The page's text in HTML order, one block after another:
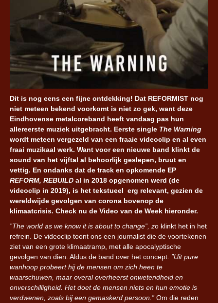
Dit is nog eens een fijne ontdekking! Dat REFORMIST nog
niet meteen bekend voorkomt is niet zo gek, want deze
Eindhovense metalcoreband heeft vandaag pas hun
allereerste muziek uitgebracht. Eerste single The Warning
wordt meteen vergezeld van een fraaie videoclip en al even
fraai muzikaal werk. Want voor een nieuwe band klinkt de
sound van het vijftal al behoorlijk geslepen, bruut en
vettig. En ondanks dat de track en opkomende EP
REFORM, REBUILD al in 2018 opgenomen werd (de
videoclip in 2019), is het tekstueel erg relevant, gezien de
wereldwijde gevolgen van corona bovenop de
klimaatcrisis. Check nu de Video van de Week hieronder.
”The world as we know it is about to change”, zo klinkt het in het
refrein. De videoclip toont ons een journalist die de voortekenen
ziet van een grote klimaatramp, met alle apocalyptische
gevolgen van dien. Aldus de band over het concept: ”Uit pure
wanhoop probeert hij de mensen om zich heen te
waarschuwen, maar overal overheerst onwetendheid en
onverschilligheid. Het doet de mensen niets en hun emotie is
verdwenen, zoals bij een gemaskerd persoon.” Om die reden